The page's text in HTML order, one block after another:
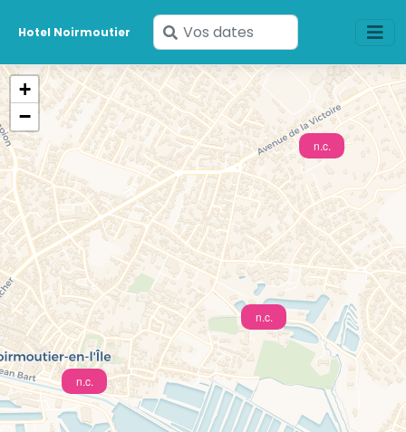
Hotel Noirmoutier
Saisissez
vos
dates
n.c.
n.c.
n.c.
+
−